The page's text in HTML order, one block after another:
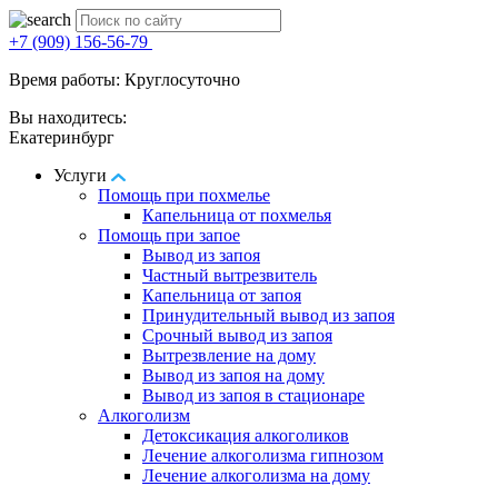
+7 (909) 156-56-79
Время работы: Круглосуточно
Вы находитесь:
Екатеринбург
Услуги
Помощь при похмелье
Капельница от похмелья
Помощь при запое
Вывод из запоя
Частный вытрезвитель
Капельница от запоя
Принудительный вывод из запоя
Срочный вывод из запоя
Вытрезвление на дому
Вывод из запоя на дому
Вывод из запоя в стационаре
Алкоголизм
Детоксикация алкоголиков
Лечение алкоголизма гипнозом
Лечение алкоголизма на дому